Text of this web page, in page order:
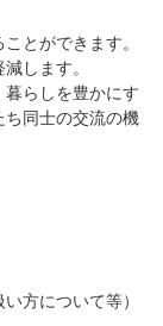
とができます。
します。
らしを豊かにす
同士の交流の機
方について等）